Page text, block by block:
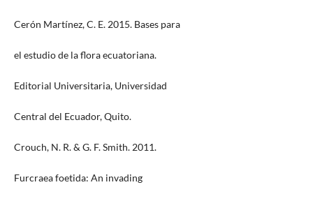
Cerón Martínez, C. E. 2015. Bases para
el estudio de la flora ecuatoriana.
Editorial Universitaria, Universidad
Central del Ecuador, Quito.
Crouch, N. R. & G. F. Smith. 2011.
Furcraea foetida: An invading